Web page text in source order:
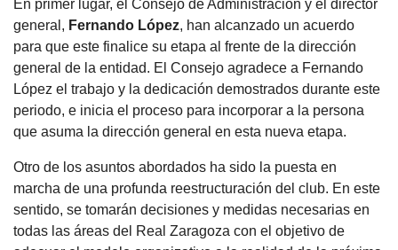
En primer lugar, el Consejo de Administración y el director
general, Fernando López, han alcanzado un acuerdo
para que este finalice su etapa al frente de la dirección
general de la entidad. El Consejo agradece a Fernando
López el trabajo y la dedicación demostrados durante este
periodo, e inicia el proceso para incorporar a la persona
que asuma la dirección general en esta nueva etapa.
Otro de los asuntos abordados ha sido la puesta en
marcha de una profunda reestructuración del club. En este
sentido, se tomarán decisiones y medidas necesarias en
todas las áreas del Real Zaragoza con el objetivo de